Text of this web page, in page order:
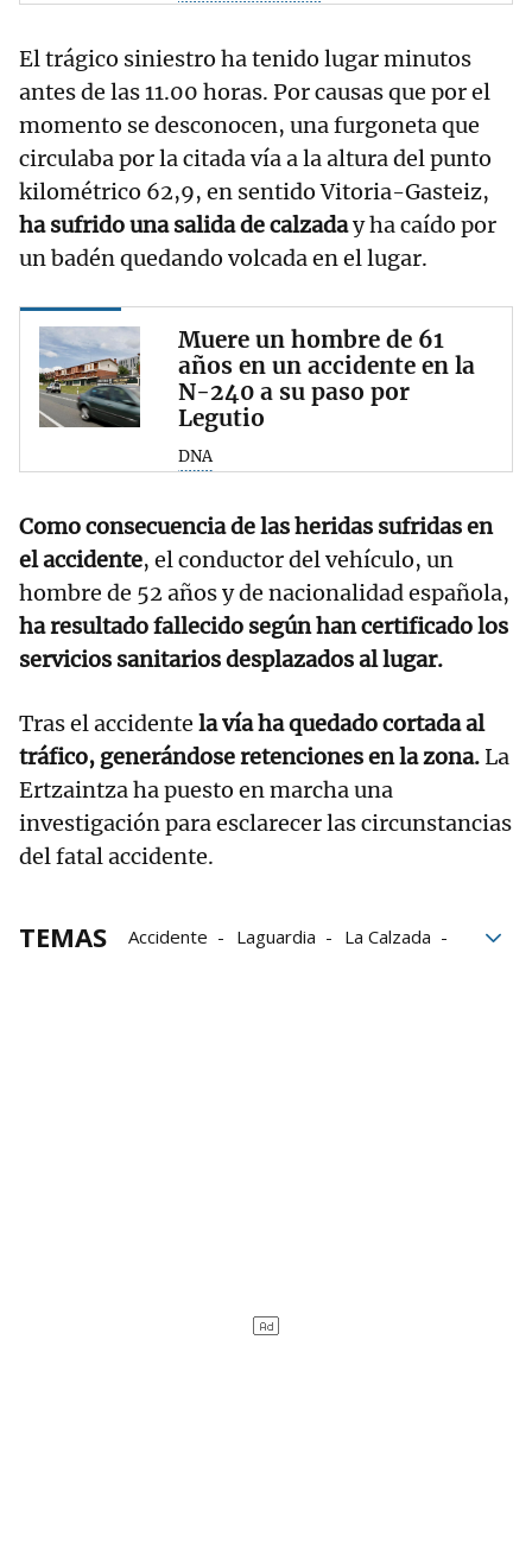
El trágico siniestro ha tenido lugar minutos
antes de las 11.00 horas. Por causas que por el
momento se desconocen, una furgoneta que
circulaba por la citada vía a la altura del punto
kilométrico 62,9, en sentido Vitoria-Gasteiz,
ha sufrido una salida de calzaday ha caído por
un badén quedando volcada en el lugar.
Muere un hombre de 61
años en un accidente en la
N-240 a su paso por
Legutio
DNA
Como consecuencia de las heridas sufridas en
el accidente, el conductor del vehículo, un
hombre de 52 años y de nacionalidad española,
ha resultado fallecido según han certificado los
servicios sanitarios desplazados al lugar.
Tras el accidente la vía ha quedado cortada al
tráfico, generándose retenciones en la zona.La
Ertzaintza ha puesto en marcha una
investigación para esclarecer las circunstancias
del fatal accidente.
TEMAS Accidente Laguardia
La Calzada